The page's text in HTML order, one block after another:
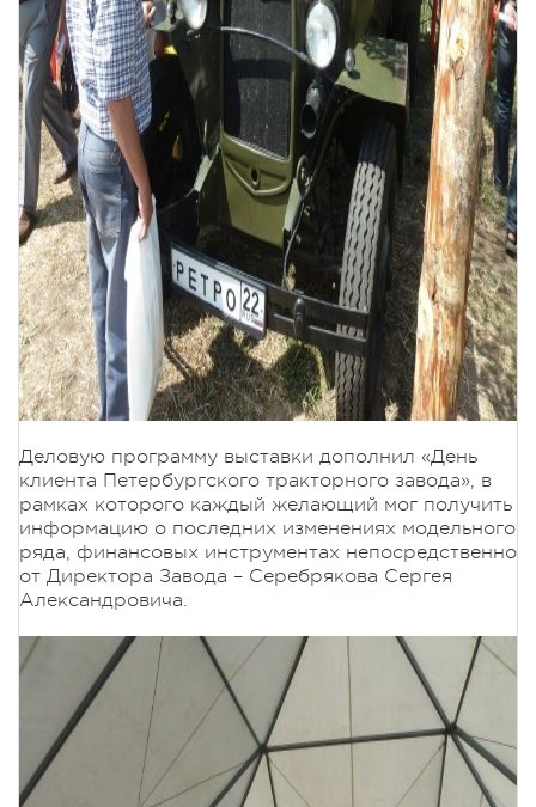
Деловую программу выставки дополнил «День
клиента Петербургского тракторного завода», в
рамках которого каждый желающий мог получить
информацию о последних изменениях модельного
ряда, финансовых инструментах непосредственно
от Директора Завода – Серебрякова Сергея
Александровича.